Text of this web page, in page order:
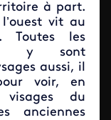
à part.
vit au
Toutes les
y sont
aussi, il
voir, en
du
anciennes